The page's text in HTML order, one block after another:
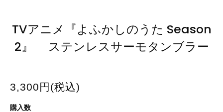
TVアニメ『よふかしのうた Season
2』 ステンレスサーモタンブラー
3,300円(税込)
購入数